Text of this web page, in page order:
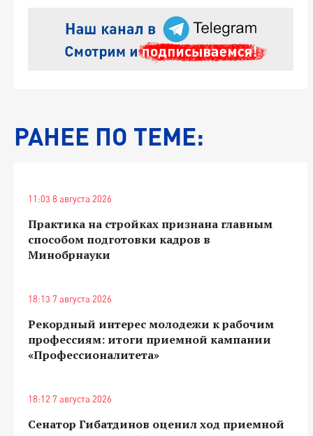
РАНЕЕ ПО ТЕМЕ:
11:03 8 августа 2026
Практика на стройках признана главным
способом подготовки кадров в
Минобрнауки
18:13 7 августа 2026
Рекордный интерес молодежи к рабочим
профессиям: итоги приемной кампании
«Профессионалитета»
18:12 7 августа 2026
Сенатор Гибатдинов оценил ход приемной